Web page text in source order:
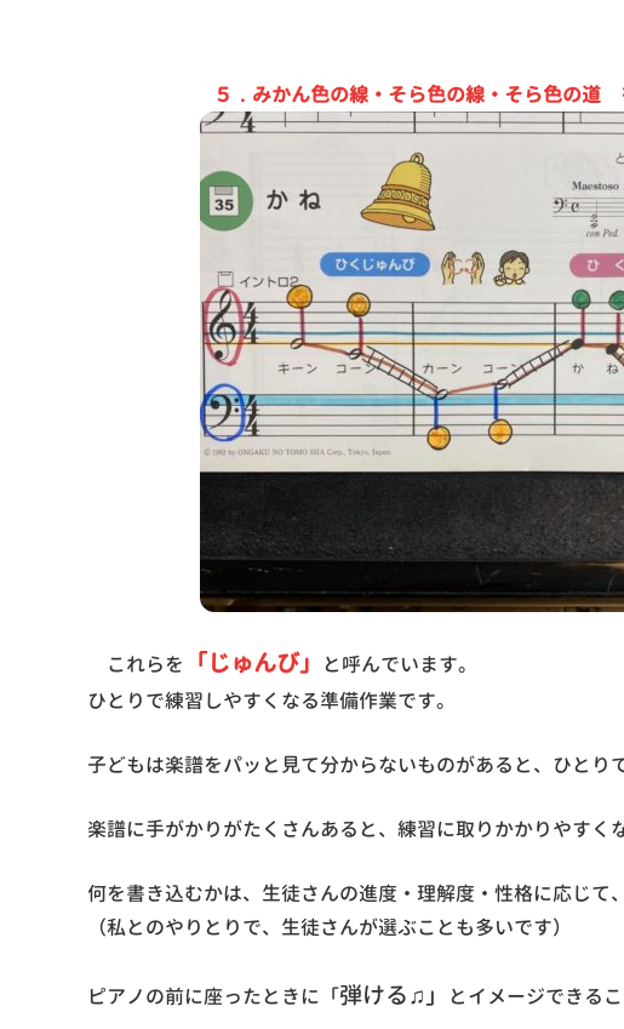
５．みかん色の線・そら色の線・そら色の道
これらを 「じゅんび」 と呼んでいます。
ひとりで練習しやすくなる準備作業です。
子どもは楽譜をパッと見て分からないものがあると、ひとり
楽譜に手がかりがたくさんあると、練習に取りかかりやすく
何を書き込むかは、生徒さんの進度・理解度・性格に応じて
（私とのやりとりで、生徒さんが選ぶことも多いです）
ピアノの前に座ったときに「弾ける♫」 とイメージできる